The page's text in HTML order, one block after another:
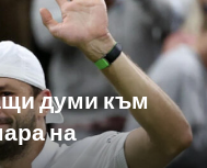
думи към
на